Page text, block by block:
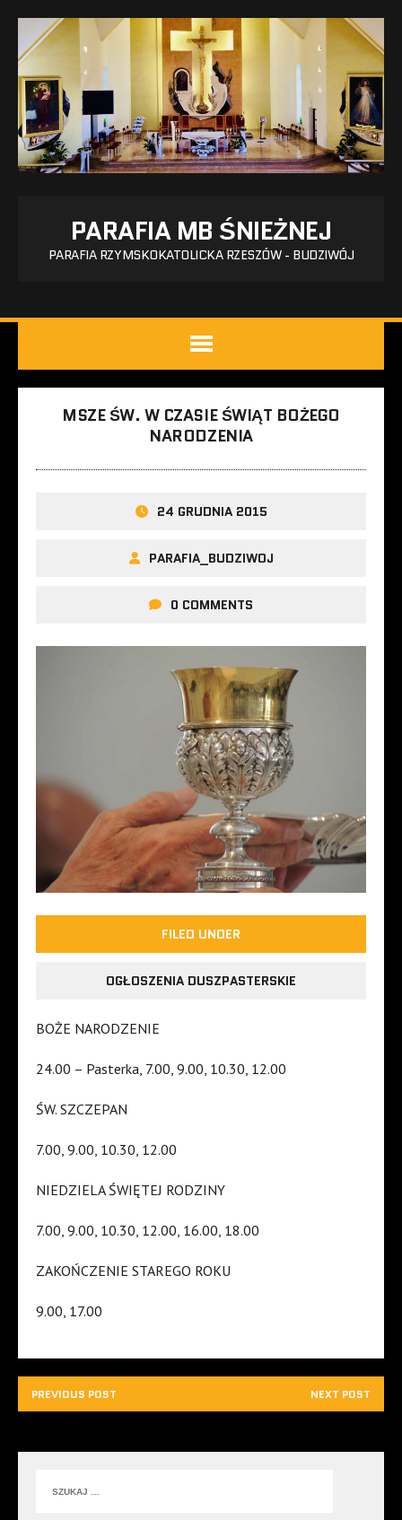
PARAFIA MB ŚNIEŻNEJ
PARAFIA RZYMSKOKATOLICKA RZESZÓW - BUDZIWÓJ
MSZE ŚW. W CZASIE ŚWIĄT BOŻEGO
NARODZENIA
24 GRUDNIA 2015
PARAFIA_BUDZIWOJ
0 COMMENTS
FILED UNDER
OGŁOSZENIA DUSZPASTERSKIE
BOŻE NARODZENIE
24.00 – Pasterka, 7.00, 9.00, 10.30, 12.00
ŚW. SZCZEPAN
7.00, 9.00, 10.30, 12.00
NIEDZIELA ŚWIĘTEJ RODZINY
7.00, 9.00, 10.30, 12.00, 16.00, 18.00
ZAKOŃCZENIE STAREGO ROKU
9.00, 17.00
PREVIOUS POST NEXT POST